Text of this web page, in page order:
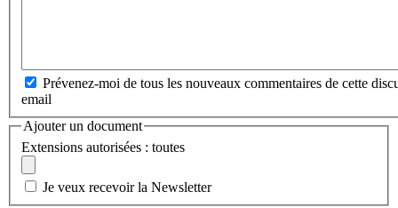
Prévenez-moi de tous les nouveaux commentaires de cette
email
Ajouter un document
Extensions autorisées : toutes
Je veux recevoir la Newsletter